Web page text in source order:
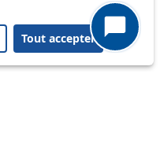
Tout accepter